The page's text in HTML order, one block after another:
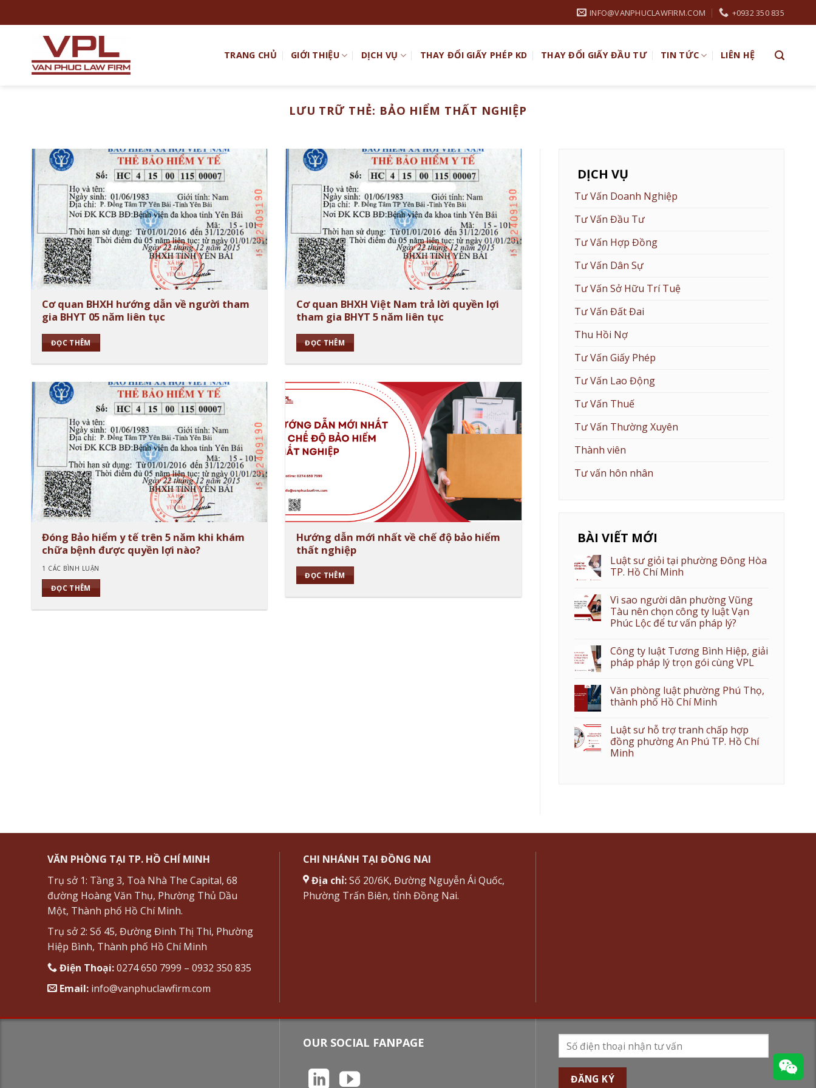
đến
INFO@VANPHUCLAWFIRM.COM +0932 350 835
TRANG CHỦ GIỚI THIỆU DỊCH VỤ THAY ĐỔI GIẤY PHÉP KD THAY ĐỔI GIẤY ĐẦU TƯ TIN TỨC LIÊN HỆ
LƯU TRỮ THẺ: BẢO HIỂM THẤT NGHIỆP
Cơ quan BHXH hướng dẫn về người tham
gia BHYT 05 năm liên tục
ĐỌC THÊM
Cơ quan BHXH Việt Nam trả lời quyền lợi
tham gia BHYT 5 năm liên tục
ĐỌC THÊM
Đóng Bảo hiểm y tế trên 5 năm khi khám
chữa bệnh được quyền lợi nào?
1 CÁC BÌNH LUẬN
ĐỌC THÊM
Hướng dẫn mới nhất về chế độ bảo hiểm
thất nghiệp
ĐỌC THÊM
DỊCH VỤ
Tư Vấn Doanh Nghiệp
Tư Vấn Đầu Tư
Tư Vấn Hợp Đồng
Tư Vấn Dân Sự
Tư Vấn Sở Hữu Trí Tuệ
Tư Vấn Đất Đai
Thu Hồi Nợ
Tư Vấn Giấy Phép
Tư Vấn Lao Động
Tư Vấn Thuế
Tư Vấn Thường Xuyên
Thành viên
Tư vấn hôn nhân
BÀI VIẾT MỚI
Luật sư giỏi tại phường Đông Hòa
TP. Hồ Chí Minh
Vì sao người dân phường Vũng
Tàu nên chọn công ty luật Vạn
Phúc Lộc để tư vấn pháp lý?
Công ty luật Tương Bình Hiệp, giải
pháp pháp lý trọn gói cùng VPL
Văn phòng luật phường Phú Thọ,
thành phố Hồ Chí Minh
Luật sư hỗ trợ tranh chấp hợp
đồng phường An Phú TP. Hồ Chí
Minh
VĂN PHÒNG TẠI TP. HỒ CHÍ MINH
Trụ sở 1: Tầng 3, Toà Nhà The Capital, 68
đường Hoàng Văn Thụ, Phường Thủ Dầu
Một, Thành phố Hồ Chí Minh.
Trụ sở 2: Số 45, Đường Đinh Thị Thi, Phường
Hiệp Bình, Thành phố Hồ Chí Minh
Điện Thoại:0274 650 7999 – 0932 350 835
Email: info@vanphuclawfirm.com
CHI NHÁNH TẠI ĐỒNG NAI
Địa chỉ:Số 20/6K, Đường Nguyễn Ái Quốc,
Phường Trấn Biên, tỉnh Đồng Nai.
OUR SOCIAL FANPAGE